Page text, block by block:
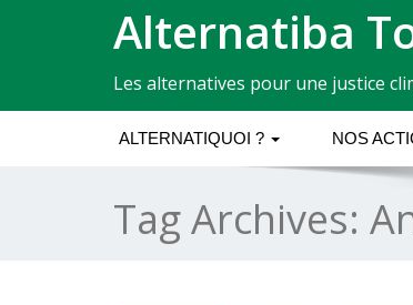
Alternatiba
Les alternatives pour une justice
ALTERNATIQUOI ? NOS
Tag Archives: